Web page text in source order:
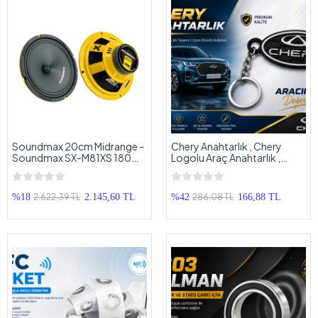
Soundmax 20cm Midrange -
Soundmax SX-M81XS 180W
90RMS 20cm Midrange -
Profesyonel Midrange
Hoparlör
%18 2.622,39 TL 2.145,60 TL
Chery Anahtarlık , Chery
Logolu Araç Anahtarlık ,
Hediyelik Chery Araba
Anahtarlığı
%42 286,08 TL 166,88 TL